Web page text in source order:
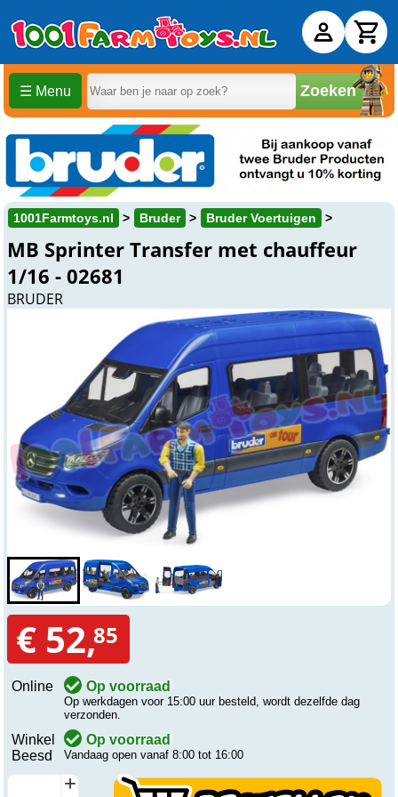
☰ Menu Zoeken
1001Farmtoys.nl Bruder Bruder Voertuigen
MB Sprinter Transfer met chauffeur
1/16 - 02681
BRUDER
€ 52,85
Online Op voorraad
Op werkdagen voor 15:00 uur besteld, wordt dezelfde dag
verzonden.
Winkel
Beesd
Op voorraad
Vandaag open vanaf 8:00 tot 16:00
+